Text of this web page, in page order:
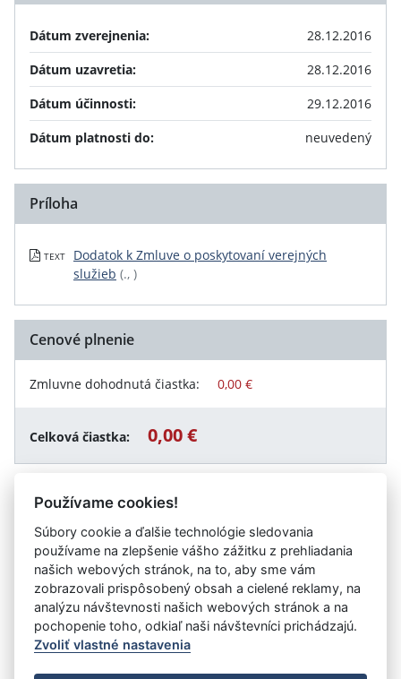
Dátum zverejnenia:
28.12.2016
Dátum uzavretia:
28.12.2016
Dátum účinnosti:
29.12.2016
Dátum platnosti do:
neuvedený
Príloha
TEXT
Dodatok k Zmluve o poskytovaní verejných
služieb (., )
Cenové plnenie
Zmluvne dohodnutá čiastka: 0,00 €
Celková čiastka: 0,00 €
Vystavil:Centrum poradenstva a prevencie, Zuzkin park
10, Košice
Používame cookies!
Súbory cookie a ďalšie technológie sledovania
používame na zlepšenie vášho zážitku z prehliadania
našich webových stránok, na to, aby sme vám
zobrazovali prispôsobený obsah a cielené reklamy, na
analýzu návštevnosti našich webových stránok a na
pochopenie toho, odkiaľ naši návštevníci prichádzajú.
Zvoliť vlastné nastavenia